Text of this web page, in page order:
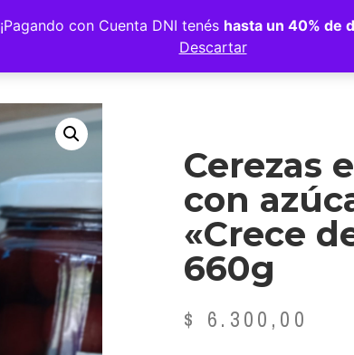
¡Pagando con Cuenta DNI tenés hasta un 40% de
Descartar
Cerezas
con
«Crece
660g
$ 6.300,00